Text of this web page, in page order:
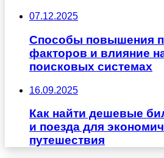
07.12.2025
Способы повышения
факторов и влияние
поисковых системах
16.09.2025
Как найти дешевые
и поезда для
путешествия